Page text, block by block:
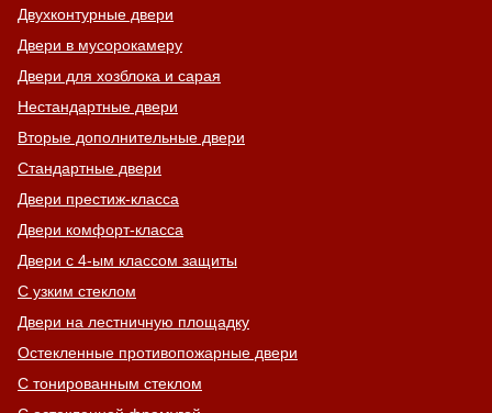
Двухконтурные двери
Двери в мусорокамеру
Двери для хозблока и сарая
Нестандартные двери
Вторые дополнительные двери
Стандартные двери
Двери престиж-класса
Двери комфорт-класса
Двери с 4-ым классом защиты
С узким стеклом
Двери на лестничную площадку
Остекленные противопожарные двери
С тонированным стеклом